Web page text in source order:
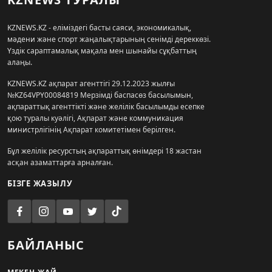
KZNEWS.KZ - еліміздегі басты саяси, экономикалық,
мәдени және спорт жаңалықтарының сенімді дереккөзі.
Үздік сараптамалық мақала мен шынайы сұқбаттың
алаңы.
KZNEWS.KZ ақпарат агенттігі 29.12.2023 жылғы
№KZ64VPY00084819 Мерзімді баспасөз басылымын,
ақпараттық агенттікті және желілік басылымды есепке
қою туралы куәлігі, Ақпарат және коммуникация
министрлігінің Ақпарат комитетімен берілген.
Бұл желілік ресурстың ақпараттық өнімдері 18 жастан
асқан азаматтарға арналған.
БІЗГЕ ЖАЗЫЛУ
БАЙЛАНЫС